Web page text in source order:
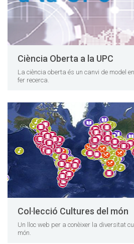
Ciència Oberta a la UPC
La ciència oberta és un canvi de model
fer recerca.
Col·lecció Cultures del món
Un lloc web per a conèixer la diversitat
món.